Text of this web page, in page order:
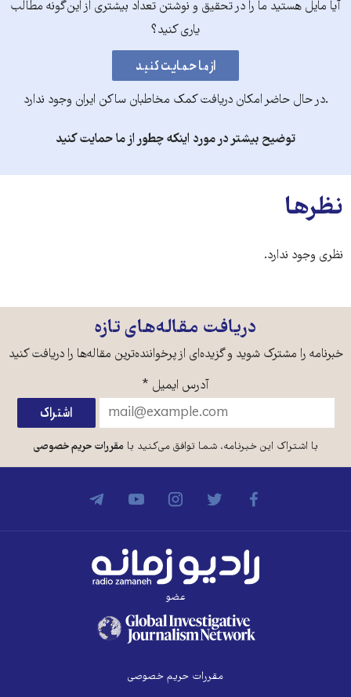
آیا مایل هستید ما را در تحقیق و نوشتن تعداد بیشتری از این‌گونه مطالب
یاری کنید؟
.در حال حاضر امکان دریافت کمک مخاطبان ساکن ایران وجود ندارد
توضیح بیشتر در مورد اینکه چطور از ما حمایت کنید
نظرها
نظری وجود ندارد.
دریافت مقاله‌های تازه
خبرنامه را مشترک شوید و گزیده‌ای از پرخواننده‌ترین مقاله‌ها را دریافت کنید
آدرس ایمیل *
با اشتراک این خبرنامه، شما توافق می‌کنید بامقررات حریم خصوصی
عضو
مقررات حریم خصوصی